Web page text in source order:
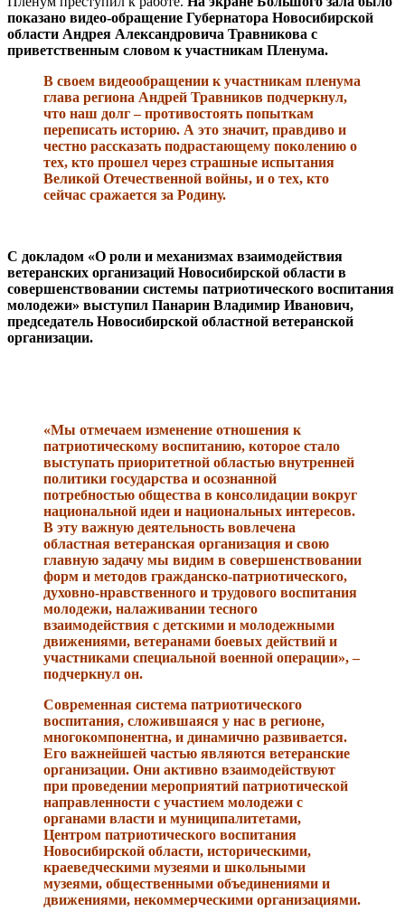
показано видео-обращение Губернатора Новосибирской
области Андрея Александровича Травникова с
приветственным словом к участникам Пленума.
В своем видеообращении к участникам пленума
глава региона Андрей Травников подчеркнул,
что наш долг – противостоять попыткам
переписать историю. А это значит, правдиво и
честно рассказать подрастающему поколению о
тех, кто прошел через страшные испытания
Великой Отечественной войны, и о тех, кто
сейчас сражается за Родину.
С докладом «О роли и механизмах взаимодействия
ветеранских организаций Новосибирской области в
совершенствовании системы патриотического воспитания
молодежи» выступил Панарин Владимир Иванович,
председатель Новосибирской областной ветеранской
организации.
«Мы отмечаем изменение отношения к
патриотическому воспитанию, которое стало
выступать приоритетной областью внутренней
политики государства и осознанной
потребностью общества в консолидации вокруг
национальной идеи и национальных интересов.
В эту важную деятельность вовлечена
областная ветеранская организация и свою
главную задачу мы видим в совершенствовании
форм и методов гражданско-патриотического,
духовно-нравственного и трудового воспитания
молодежи, налаживании тесного
взаимодействия с детскими и молодежными
движениями, ветеранами боевых действий и
участниками специальной военной операции», –
подчеркнул он.
Современная система патриотического
воспитания, сложившаяся у нас в регионе,
многокомпонентна, и динамично развивается.
Его важнейшей частью являются ветеранские
организации. Они активно взаимодействуют
при проведении мероприятий патриотической
направленности с участием молодежи с
органами власти и муниципалитетами,
Центром патриотического воспитания
Новосибирской области, историческими,
краеведческими музеями и школьными
музеями, общественными объединениями и
движениями, некоммерческими организациями.